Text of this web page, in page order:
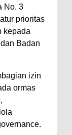
No. 3
prioritas
kepada
Badan
izin
ormas